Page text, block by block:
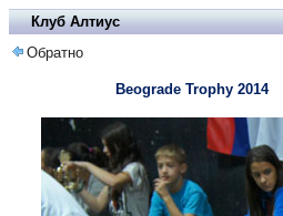
Клуб Алтиус
Обратно
Beograde Trophy 2014